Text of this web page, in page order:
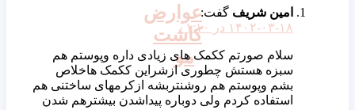
عوارض
کاشت
مو
امین شریف گفت:
۱۴۰۲-۰۳-۱۸ در ۰۱:۱۰
سلام صورتم ککمک های زیادی داره وپوستم هم
سبزه هستش چطوری ازشراین ککمک هاخلاص
بشم وپوستم هم روشنتربشه ازکرمهای ساختنی هم
استفاده کردم ولی دوباره پیداشدن بیشترهم شدن